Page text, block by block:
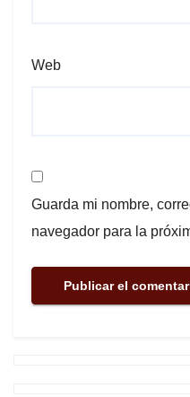
Web
Guarda mi nombre,
navegador para la